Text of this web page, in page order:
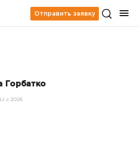
Отправить заявку
Горбатко
c 2025